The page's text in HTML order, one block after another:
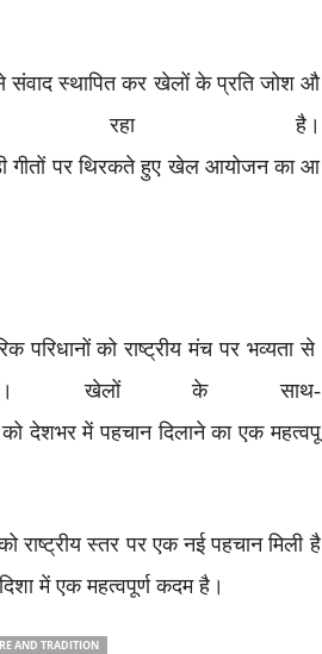
संवाद स्थापित कर खेलों के प्रति जोश औ
रहा है।
गीतों पर थिरकते हुए खेल आयोजन का आ
को राष्ट्रीय मंच पर भव्यता से
है। खेलों के साथ-
देशभर में पहचान दिलाने का एक महत्वपू
राष्ट्रीय स्तर पर एक नई पहचान मिली है
में एक महत्वपूर्ण कदम है।
AND TRADITION